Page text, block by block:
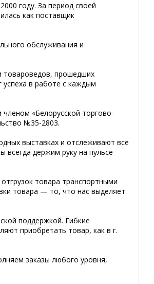
году. За период своей
как поставщик
обслуживания и
товароведов, прошедших
в работе с каждым
«Белорусской торгово-
№35-2803.
выставках и отслеживают все
держим руку на пульсе
товара транспортными
товара — то, что нас выделяет
поддержкой. Гибкие
приобретать товар, как в г.
заказы любого уровня,